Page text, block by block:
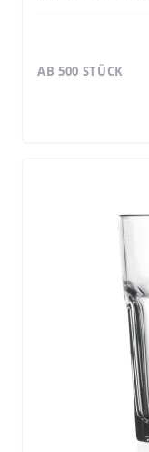
AB 500 STÜCK